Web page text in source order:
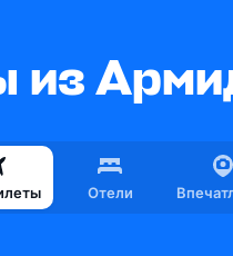
из
Отели